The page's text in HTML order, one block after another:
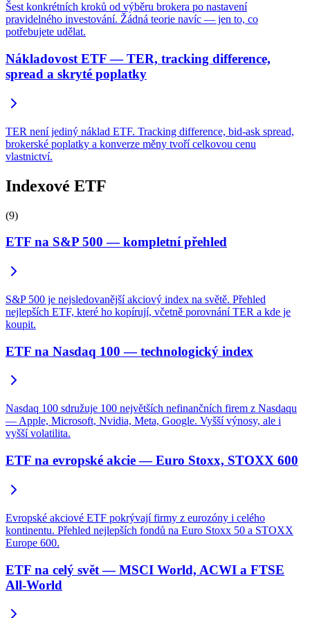
Šest konkrétních kroků od výběru brokera po nastavení
pravidelného investování. Žádná teorie navíc — jen to, co
potřebujete udělat.
Nákladovost ETF — TER, tracking difference,
spread a skryté poplatky
TER není jediný náklad ETF. Tracking difference, bid-ask spread,
brokerské poplatky a konverze měny tvoří celkovou cenu
vlastnictví.
Indexové ETF
(9)
ETF na S&P 500 — kompletní přehled
S&P 500 je nejsledovanější akciový index na světě. Přehled
nejlepších ETF, které ho kopírují, včetně porovnání TER a kde je
koupit.
ETF na Nasdaq 100 — technologický index
Nasdaq 100 sdružuje 100 největších nefinančních firem z Nasdaqu
— Apple, Microsoft, Nvidia, Meta, Google. Vyšší výnosy, ale i
vyšší volatilita.
ETF na evropské akcie — Euro Stoxx, STOXX 600
Evropské akciové ETF pokrývají firmy z eurozóny i celého
kontinentu. Přehled nejlepších fondů na Euro Stoxx 50 a STOXX
Europe 600.
ETF na celý svět — MSCI World, ACWI a FTSE
All-World